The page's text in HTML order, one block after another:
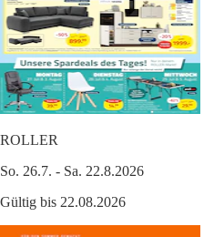
ROLLER
So. 26.7. - Sa. 22.8.2026
Gültig bis 22.08.2026